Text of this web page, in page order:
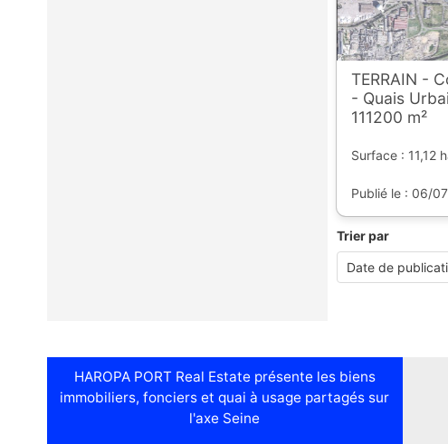
TERRAIN -
- Quais
111200 m²
Surface : 11,12
Publié le : 06/
Trier par
HAROPA PORT Real Estate présente les biens
immobiliers, fonciers et quai à usage partagés sur
l'axe Seine